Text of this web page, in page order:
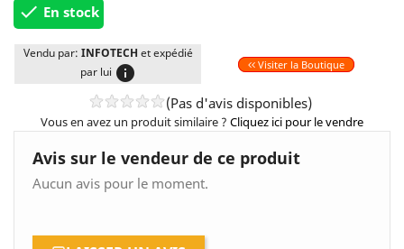
 En stock
Vendu par: INFOTECH et expédié
par lui info Visiter la Boutique
(Pas d'avis disponibles)
Vous en avez un produit similaire ? Cliquez ici pour le vendre
Avis sur le vendeur de ce produit
Aucun avis pour le moment.